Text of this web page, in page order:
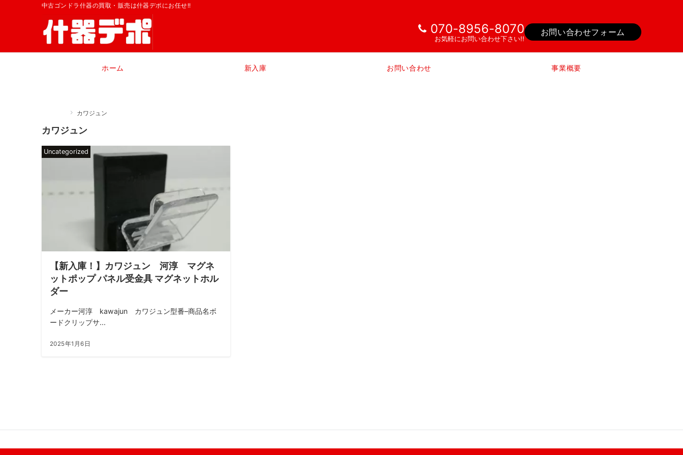
中古ゴンドラ什器の買取・販売は什器デポにお任せ!!
070-8956-8070
お気軽にお問い合わせ下さい!!
お問い合わせフォーム
ホーム 新入庫 お問い合わせ 事業概要
カワジュン
カワジュン
Uncategorized
【新入庫！】カワジュン 河淳 マグネ
ットポップ パネル受金具 マグネットホル
ダー
メーカー河淳 kawajun カワジュン型番–商品名ボ
ードクリップサ...
2025年1月6日